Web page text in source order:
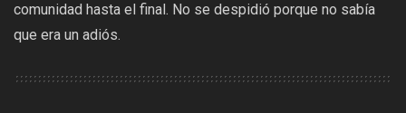
comunidad hasta el final. No se despidió porque no sabía
que era un adiós.